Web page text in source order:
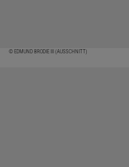
© EDMUND BRODIE III (AUSSCHNITT)